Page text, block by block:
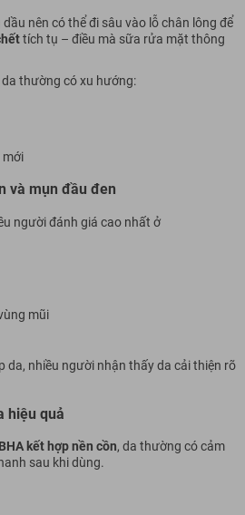
nên có thể đi sâu vào lỗ chân lông để
tích tụ – điều mà sữa rửa mặt thông
thường có xu hướng:
mới
và mụn đầu đen
người đánh giá cao nhất ở
mũi
da, nhiều người nhận thấy da cải thiện rõ
hiệu quả
BHA kết hợp nền cồn, da thường có cảm
sau khi dùng.